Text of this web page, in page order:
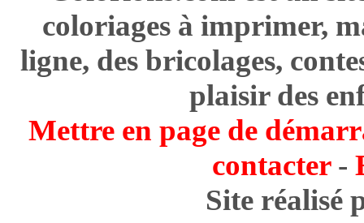
coloriages à imprimer,
ligne, des bricolages,
plaisir des
Mettre en page de
contacter-
Site réalisé